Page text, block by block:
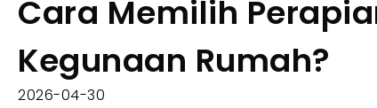
Cara Memilih
Kegunaan Rumah?
2026-04-30